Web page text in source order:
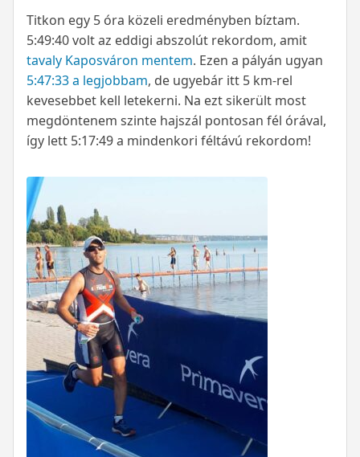
Titkon egy 5 óra közeli eredményben bíztam.
5:49:40 volt az eddigi abszolút rekordom, amit
tavaly Kaposváron mentem. Ezen a pályán ugyan
5:47:33 a legjobbam, de ugyebár itt 5 km-rel
kevesebbet kell letekerni. Na ezt sikerült most
megdöntenem szinte hajszál pontosan fél órával,
így lett 5:17:49 a mindenkori féltávú rekordom!